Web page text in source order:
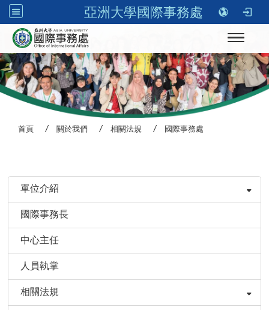
亞洲大學國際事務處
Toggle
首頁 關於我們 相關法規 國際事務處
單位介紹
國際事務長
中心主任
人員執掌
相關法規